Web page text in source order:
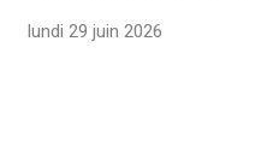
lundi 29 juin 2026